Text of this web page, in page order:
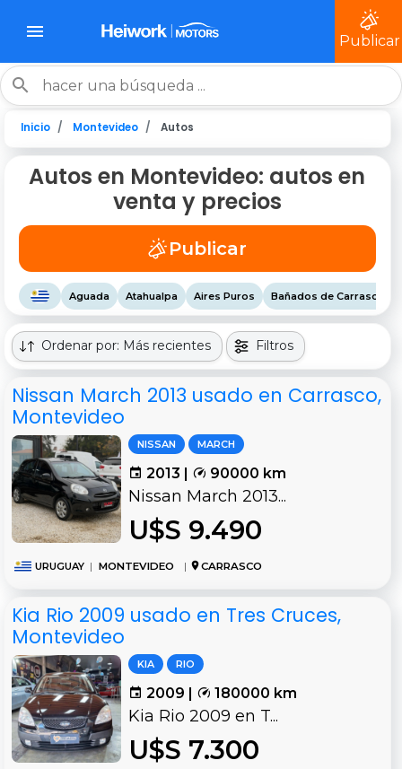
Publicar
Inicio Montevideo Autos
Autos en Montevideo: autos en
venta y precios
Publicar
Aguada Atahualpa Aires Puros Bañados de Carrasco
Ordenar por: Más recientes Filtros
Nissan March 2013 usado en Carrasco,
Montevideo
NISSAN MARCH
2013 | 90000 km
Nissan March 2013...
U$S 9.490
URUGUAY | MONTEVIDEO | CARRASCO
Kia Rio 2009 usado en Tres Cruces,
Montevideo
KIA RIO
2009 | 180000 km
Kia Rio 2009 en T...
U$S 7.300